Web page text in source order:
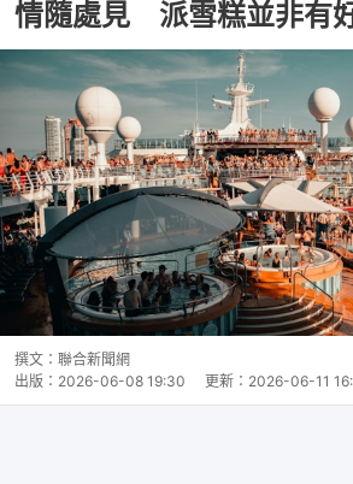
情隨處見 派雪糕並非有
撰文： 聯合新聞網
出版： 2026-06-08 19:30 更新： 2026-06-11